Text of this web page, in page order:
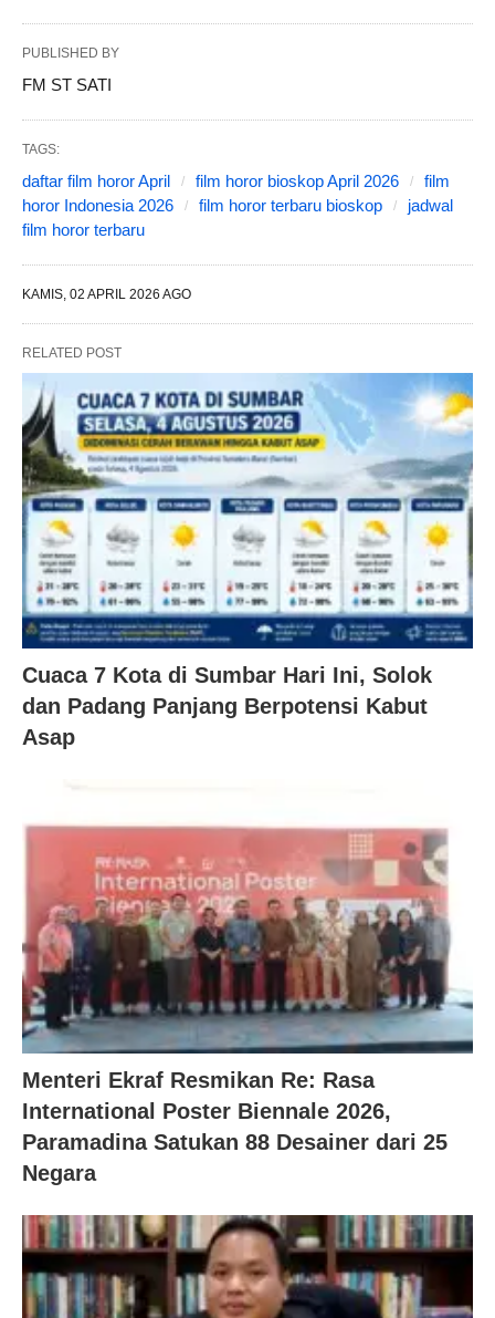
PUBLISHED BY
FM ST SATI
TAGS:
daftar film horor April film horor bioskop April 2026
film
horor Indonesia 2026
film horor terbaru bioskop
jadwal
film horor terbaru
KAMIS, 02 APRIL 2026 AGO
RELATED POST
Cuaca 7 Kota di Sumbar Hari Ini, Solok
dan Padang Panjang Berpotensi Kabut
Asap
Menteri Ekraf Resmikan Re: Rasa
International Poster Biennale 2026,
Paramadina Satukan 88 Desainer dari 25
Negara